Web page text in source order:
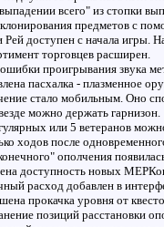
всего" из стопки
предметов с
Рей доступен с начала игры.
торговцев расширен.
проигрывания звука
пасхалка - плазменное
стало мобильным. Оно
можно держать гарнизон.
или 5 ветеранов
ходов после
ополчения
доступность новых
расход добавлен в
прокачка уровня от
позиций расстановки